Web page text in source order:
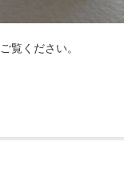
覧ください。